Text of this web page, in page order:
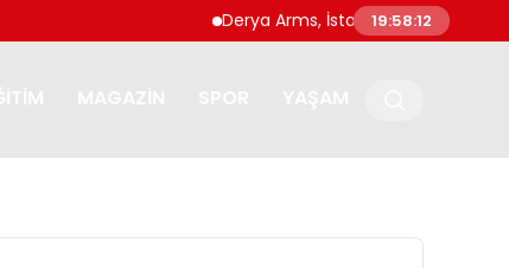
Derya Arms, İstanbul Prohunt 2026’da
19:58:13